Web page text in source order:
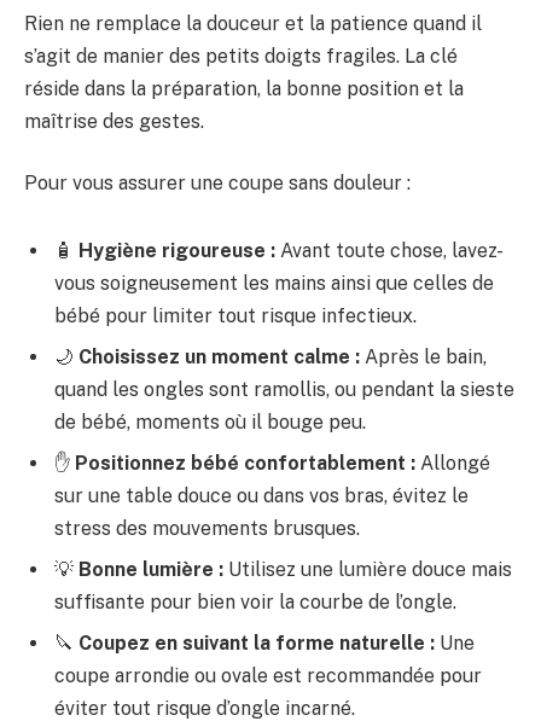
Rien ne remplace la douceur et la patience quand il
s’agit de manier des petits doigts fragiles. La clé
réside dans la préparation, la bonne position et la
maîtrise des gestes.
Pour vous assurer une coupe sans douleur :
🧴 Hygiène rigoureuse : Avant toute chose, lavez-
vous soigneusement les mains ainsi que celles de
bébé pour limiter tout risque infectieux.
🌙 Choisissez un moment calme : Après le bain,
quand les ongles sont ramollis, ou pendant la sieste
de bébé, moments où il bouge peu.
✋ Positionnez bébé confortablement : Allongé
sur une table douce ou dans vos bras, évitez le
stress des mouvements brusques.
💡 Bonne lumière : Utilisez une lumière douce mais
suffisante pour bien voir la courbe de l’ongle.
🔪 Coupez en suivant la forme naturelle : Une
coupe arrondie ou ovale est recommandée pour
éviter tout risque d’ongle incarné.